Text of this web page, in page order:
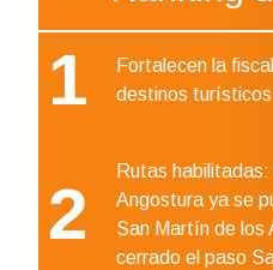
1
Fortalecen la
destinos turísticos
2
Rutas
Angostura ya se
San Martín de los
cerrado el paso